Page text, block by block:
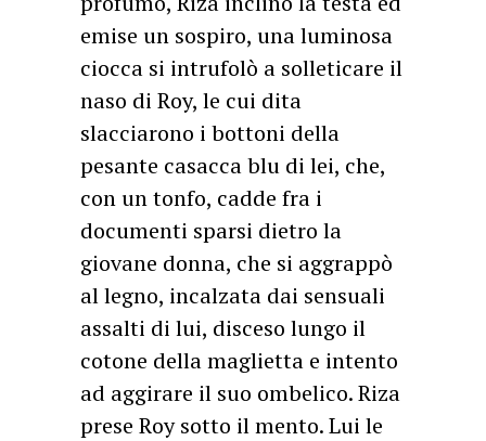
emise un sospiro, una luminosa
ciocca si intrufolò a solleticare il
naso di Roy, le cui dita
slacciarono i bottoni della
pesante casacca blu di lei, che,
con un tonfo, cadde fra i
documenti sparsi dietro la
giovane donna, che si aggrappò
al legno, incalzata dai sensuali
assalti di lui, disceso lungo il
cotone della maglietta e intento
ad aggirare il suo ombelico. Riza
prese Roy sotto il mento. Lui le